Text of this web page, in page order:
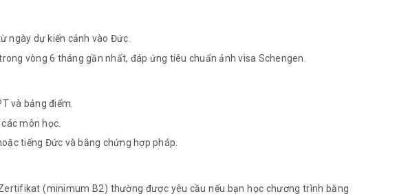
ngày dự kiến ​​cảnh vào Đức.
vòng 6 tháng gần nhất, đáp ứng tiêu chuẩn ảnh visa Schengen.
và bảng điểm.
môn học.
tiếng Đức và bằng chứng hợp pháp.
(minimum B2) thường được yêu cầu nếu bạn học chương trình bằng